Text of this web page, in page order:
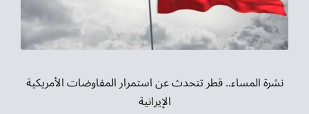
نشرة المساء.. قطر تتحدث عن استمرار المفاوضات الأمريكية
الإيرانية